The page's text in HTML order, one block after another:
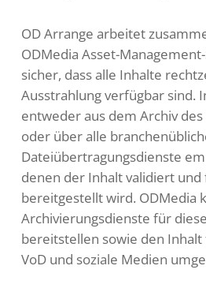
OD Arrange arbeitet
ODMedia Asset-
sicher, dass alle Inhalte
Ausstrahlung verfügbar sind.
entweder aus dem Archiv
oder über alle
Dateiübertragungsdienste
denen der Inhalt validiert
bereitgestellt wird. ODMedia
Archivierungsdienste für
bereitstellen sowie den
VoD und soziale Medien